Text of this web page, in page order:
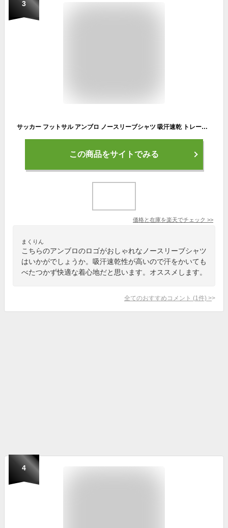
3
サッカー フットサル アンブロ ノースリーブシャツ 吸汗速乾 トレーニングウェア UUUXJA66 ※返品・交換不可商品※
この商品をサイトでみる
価格と在庫を楽天でチェック >>
まくりん
こちらのアンブロのロゴがおしゃれなノースリーブシャツ
はいかがでしょうか。吸汗速乾性が高いので汗をかいても
べたつかず快適な着心地だと思います。オススメします。
全てのおすすめコメント (1 件) >
4